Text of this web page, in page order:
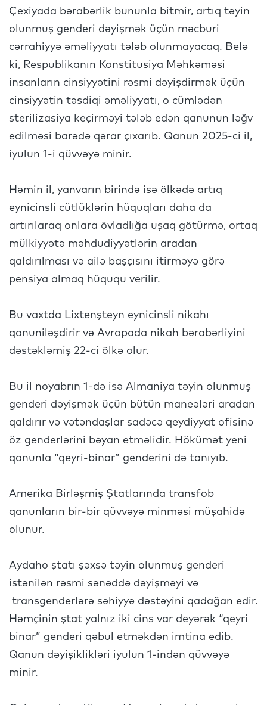
Çexiyada bərabərlik bununla bitmir, artıq təyin
olunmuş genderi dəyişmək üçün məcburi
cərrahiyyə əməliyyatı tələb olunmayacaq. Belə
ki, Respublikanın Konstitusiya Məhkəməsi
insanların cinsiyyətini rəsmi dəyişdirmək üçün
cinsiyyətin təsdiqi əməliyyatı, o cümlədən
sterilizasiya keçirməyi tələb edən qanunun ləğv
edilməsi barədə qərar çıxarıb. Qanun 2025-ci il,
iyulun 1-i qüvvəyə minir.
Həmin il, yanvarın birində isə ölkədə artıq
eynicinsli cütlüklərin hüquqları daha da
artırılaraq onlara övladlığa uşaq götürmə, ortaq
mülkiyyətə məhdudiyyətlərin aradan
qaldırılması və ailə başçısını itirməyə görə
pensiya almaq hüququ verilir.
Bu vaxtda Lixtenşteyn eynicinsli nikahı
qanuniləşdirir və Avropada nikah bərabərliyini
dəstəkləmiş 22-ci ölkə olur.
Bu il noyabrın 1-də isə Almaniya təyin olunmuş
genderi dəyişmək üçün bütün maneələri aradan
qaldırır və vətəndaşlar sadəcə qeydiyyat ofisinə
öz genderlərini bəyan etməlidir. Hökümət yeni
qanunla “qeyri-binar” genderini də tanıyıb.
Amerika Birləşmiş Ştatlarında transfob
qanunların bir-bir qüvvəyə minməsi müşahidə
olunur.
Aydaho ştatı şəxsə təyin olunmuş genderi
istənilən rəsmi sənəddə dəyişməyi və
transgenderlərə səhiyyə dəstəyini qadağan edir.
Həmçinin ştat yalnız iki cins var deyərək “qeyri
binar” genderi qəbul etməkdən imtina edib.
Qanun dəyişiklikləri iyulun 1-indən qüvvəyə
minir.